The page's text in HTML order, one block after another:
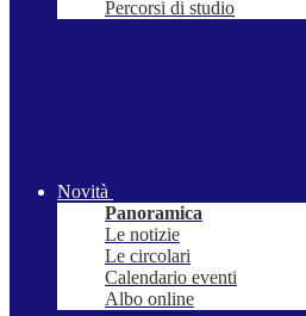
Percorsi di studio
Novità
Panoramica
Le notizie
Le circolari
Calendario eventi
Albo online